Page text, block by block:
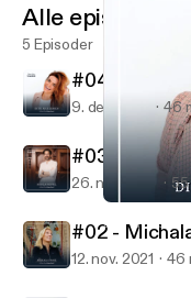
Den Nye
Alle episoder
5 Episoder
#04 - Ditte
9. des. 2021 46
#03 - Nikolaj
26. nov. 2021
#02 -
12. nov. 2021 46